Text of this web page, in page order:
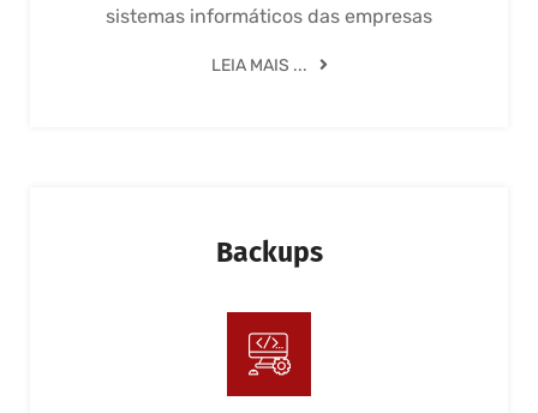
sistemas informáticos das empresas
LEIA MAIS ...
Backups